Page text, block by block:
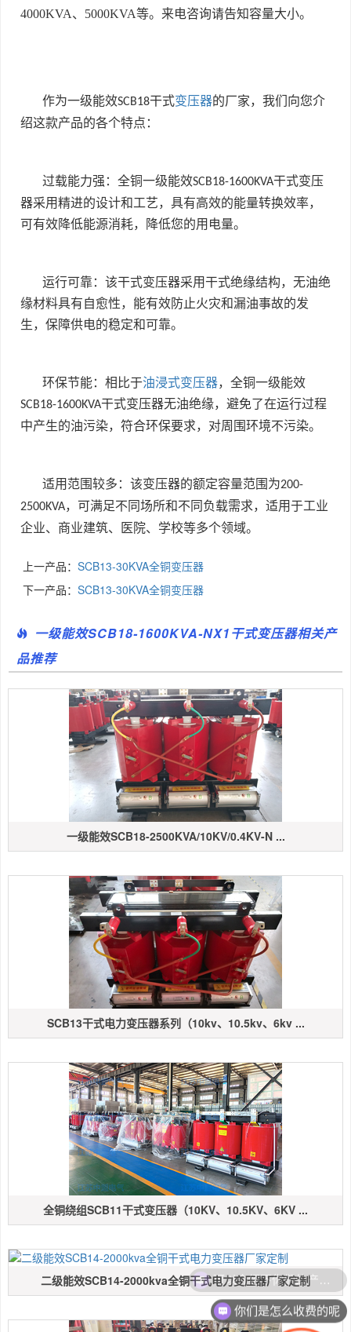
4000KVA、 5000KVA等。来电咨询请告知容量大小。
作为一级能效SCB18干式变压器的厂家，我们向您介
绍这款产品的各个特点：
过载能力强：全铜一级能效SCB18-1600KVA干式变压
器采用精进的设计和工艺，具有高效的能量转换效率，
可有效降低能源消耗，降低您的用电量。
运行可靠：该干式变压器采用干式绝缘结构，无油绝
缘材料具有自愈性，能有效防止火灾和漏油事故的发
生，保障供电的稳定和可靠。
环保节能：相比于油浸式变压器，全铜一级能效
SCB18-1600KVA干式变压器无油绝缘，避免了在运行过程
中产生的油污染，符合环保要求，对周围环境不污染。
适用范围较多：该变压器的额定容量范围为200-
2500KVA，可满足不同场所和不同负载需求，适用于工业
企业、商业建筑、医院、学校等多个领域。
上一产品： SCB13-30KVA全铜变压器
下一产品： SCB13-30KVA全铜变压器
一级能效SCB18-1600KVA-NX1干式变压器相关产
品推荐
一级能效SCB18-2500KVA/10KV/0.4KV-N ...
SCB13干式电力变压器系列（10kv、10.5kv、6kv ...
全铜绕组SCB11干式变压器（10KV、10.5KV、6KV ...
二级能效SCB14-2000kva全铜干式电力变压器厂家定制
你们是怎么收费的呢